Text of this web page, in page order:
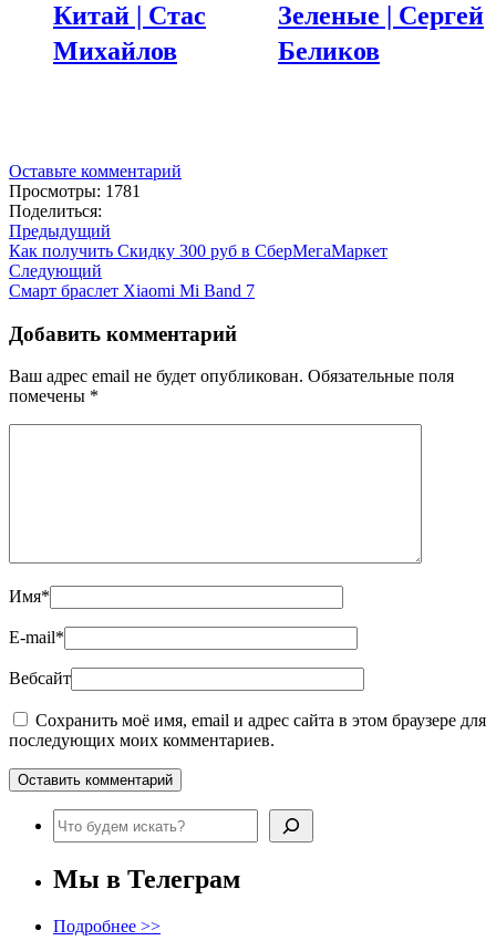
Китай | Стас
Михайлов
Зеленые | Сергей
Беликов
Оставьте комментарий
Просмотры: 1781
Поделиться:
Предыдущий
Как получить Скидку 300 руб в СберМегаМаркет
Следующий
Смарт браслет Xiaomi Mi Band 7
Добавить комментарий
Ваш адрес email не будет опубликован. Обязательные поля
помечены *
Имя*
E-mail*
Вебсайт
Сохранить моё имя, email и адрес сайта в этом браузере для
последующих моих комментариев.
Поиск
Мы в Телеграм
Подробнее >>